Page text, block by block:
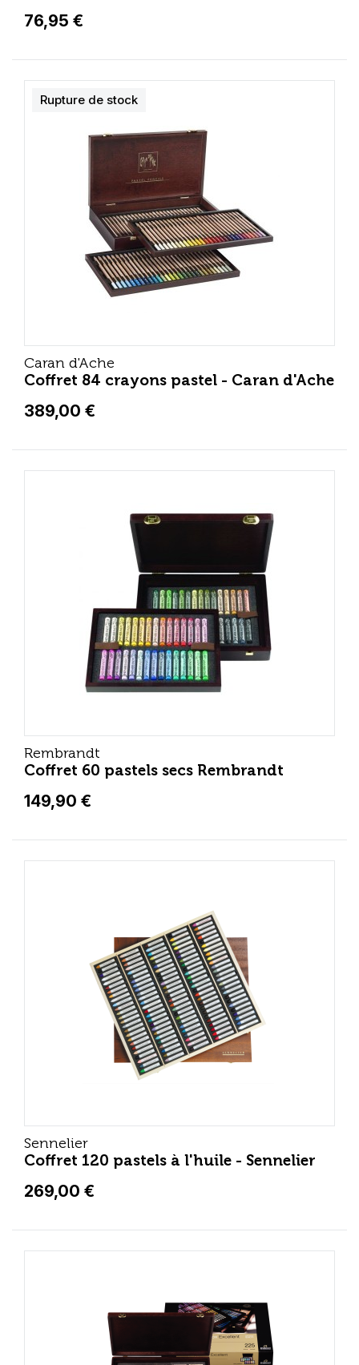
76,95 €
Caran d'Ache
Coffret 84 crayons pastel - Caran d'Ache
389,00 €
Rupture de stock
Rembrandt
Coffret 60 pastels secs Rembrandt
149,90 €
Sennelier
Coffret 120 pastels à l'huile - Sennelier
269,00 €